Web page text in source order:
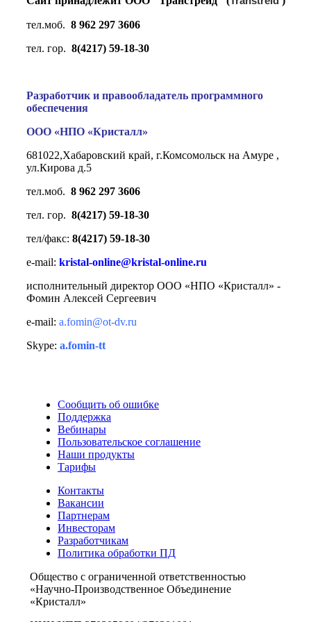
тел.моб. 8 962 297 3606
тел. гор. 8(4217) 59-18-30
Разработчик и правообладатель программного
обеспечения
ООО «НПО «Кристалл»
681022,Хабаровский край, г.Комсомольск на Амуре ,
ул.Кирова д.5
тел.моб. 8 962 297 3606
тел. гор. 8(4217) 59-18-30
тел/факс: 8(4217) 59-18-30
e-mail: kristal-online@kristal-online.ru
исполнительный директор ООО «НПО «Кристалл» -
Фомин Алексей Сергеевич
e-mail: a.fomin@ot-dv.ru
Skype: a.fomin-tt
Сообщить об ошибке
Поддержка
Вебинары
Пользовательское соглашение
Наши продукты
Тарифы
Контакты
Вакансии
Партнерам
Инвесторам
Разработчикам
Политика обработки ПД
Общество с ограниченной ответственностью
«Научно-Производственное Объединение
«Кристалл»